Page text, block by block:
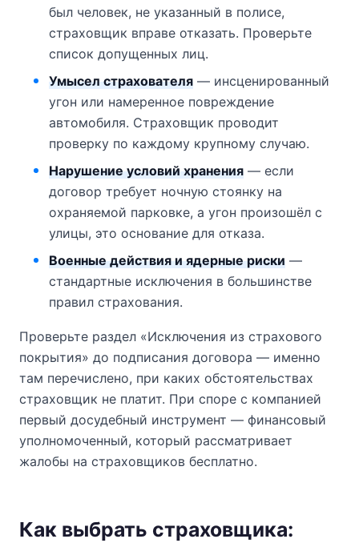
был человек, не указанный в полисе,
страховщик вправе отказать. Проверьте
список допущенных лиц.
Умысел страхователя— инсценированный
угон или намеренное повреждение
автомобиля. Страховщик проводит
проверку по каждому крупному случаю.
Нарушение условий хранения— если
договор требует ночную стоянку на
охраняемой парковке, а угон произошёл с
улицы, это основание для отказа.
Военные действия и ядерные риски—
стандартные исключения в большинстве
правил страхования.
Проверьте раздел «Исключения из страхового
покрытия» до подписания договора — именно
там перечислено, при каких обстоятельствах
страховщик не платит. При споре с компанией
первый досудебный инструмент — финансовый
уполномоченный, который рассматривает
жалобы на страховщиков бесплатно.
Как выбрать страховщика: